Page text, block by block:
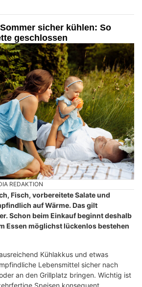
sicher kühlen: So
geschlossen
REDAKTION
Fisch, vorbereitete Salate und
auf Wärme. Das gilt
Schon beim Einkauf beginnt deshalb
Essen möglichst lückenlos bestehen
Kühlakkus und etwas
Lebensmittel sicher nach
an den Grillplatz bringen. Wichtig ist
Speisen konsequent